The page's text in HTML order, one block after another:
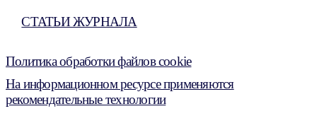
СТАТЬИ ЖУРНАЛА
Политика обработки файлов cookie
На информационном ресурсе применяются
рекомендательные технологии